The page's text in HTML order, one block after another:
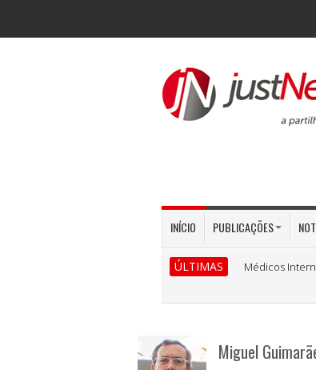
INÍCIO PUBLICAÇÕES
ÚLTIMAS Médicos
Miguel